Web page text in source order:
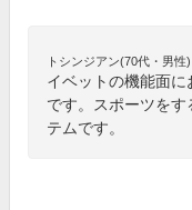
トシンジアン(70代・男性)
イベットの機能面
です。スポーツを
テムです。